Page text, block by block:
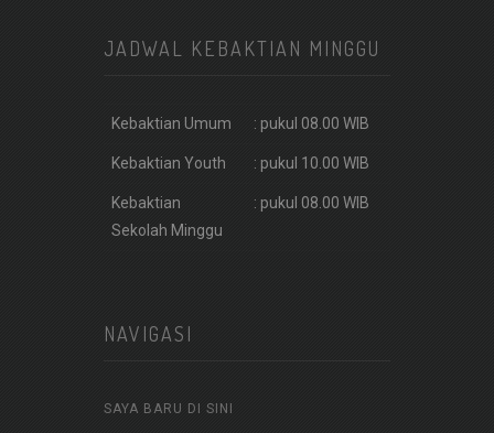
JADWAL KEBAKTIAN MINGGU
Kebaktian Umum : pukul 08.00 WIB
Kebaktian Youth : pukul 10.00 WIB
Kebaktian
Sekolah Minggu
: pukul 08.00 WIB
NAVIGASI
SAYA BARU DI SINI